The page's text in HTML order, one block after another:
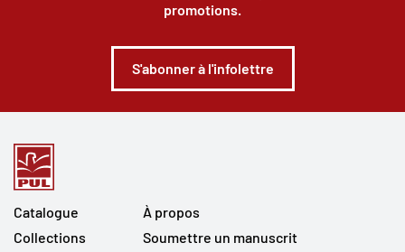
promotions.
S'abonner à l'infolettre
Catalogue
Collections
À propos
Soumettre un manuscrit